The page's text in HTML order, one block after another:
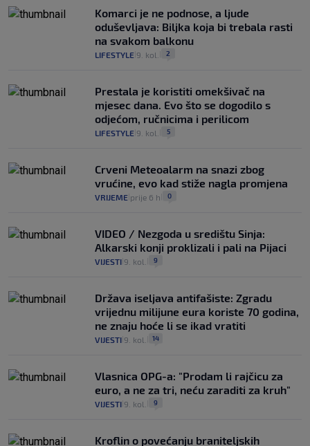
Komarci je ne podnose, a ljude
oduševljava: Biljka koja bi trebala rasti
na svakom balkonu
LIFESTYLE 9. kol. 2
Prestala je koristiti omekšivač na
mjesec dana. Evo što se dogodilo s
odjećom, ručnicima i perilicom
LIFESTYLE 9. kol. 5
Crveni Meteoalarm na snazi zbog
vrućine, evo kad stiže nagla promjena
VRIJEME prije 6 h 0
VIDEO / Nezgoda u središtu Sinja:
Alkarski konji proklizali i pali na Pijaci
VIJESTI 9. kol. 9
Država iseljava antifašiste: Zgradu
vrijednu milijune eura koriste 70 godina,
ne znaju hoće li se ikad vratiti
VIJESTI 9. kol. 14
Vlasnica OPG-a: "Prodam li rajčicu za
euro, a ne za tri, neću zaraditi za kruh"
VIJESTI 9. kol. 9
Kroflin o povećanju braniteljskih